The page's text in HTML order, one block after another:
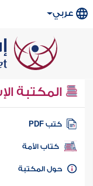
عربي
المكتبة
كتب PDF
كتاب الأمة